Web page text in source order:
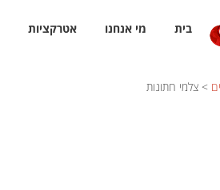
בית מי אנחנו אטרקציות
> צלמי חתונות